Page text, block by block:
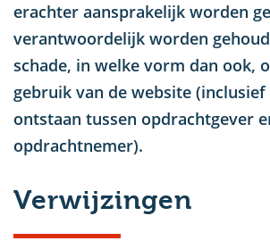
erachter aansprakelijk worden
verantwoordelijk worden
schade, in welke vorm dan ook,
gebruik van de website (inclusief
ontstaan tussen opdrachtgever
opdrachtnemer).
Verwijzingen